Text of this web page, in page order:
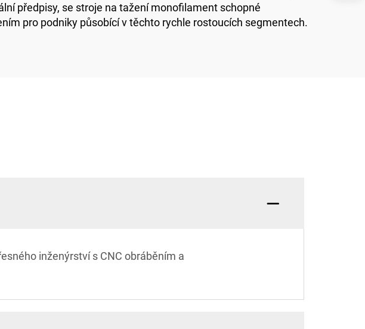
předpisy, se stroje na tažení monofilament schopné
pro podniky působící v těchto rychle rostoucích segmentech.
inženýrství s CNC obráběním a